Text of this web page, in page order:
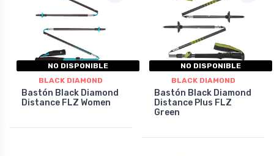
NO DISPONIBLE
BLACK DIAMOND
Bastón Black Diamond
Distance FLZ Women
NO DISPONIBLE
BLACK DIAMOND
Bastón Black Diamond
Distance Plus FLZ
Green